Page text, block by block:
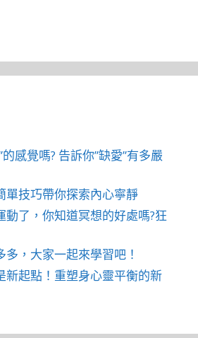
感覺嗎? 告訴你”缺愛”有多嚴
單技巧帶你探索內心寧靜
動了，你知道冥想的好處嗎?狂
，大家一起來學習吧！
新起點！重塑身心靈平衡的新